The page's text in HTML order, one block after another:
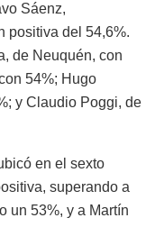
Sáenz,
positiva del 54,6%.
de Neuquén, con
54%; Hugo
y Claudio Poggi, de
en el sexto
superando a
un 53%, y a Martín